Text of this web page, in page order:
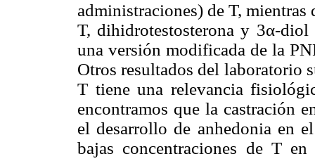
administraciones) de T, mientras
T, dihidrotestosterona y 3α-diol
una versión modificada de la
Otros resultados del laboratorio
T tiene una relevancia
encontramos que la castración
el desarrollo de anhedonia en
bajas concentraciones de T